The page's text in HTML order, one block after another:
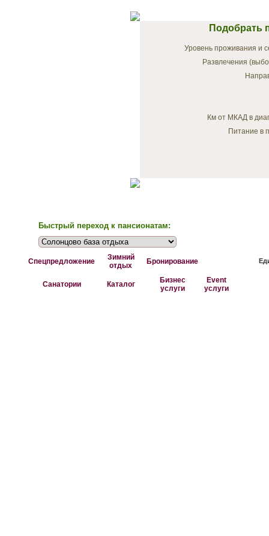
Подобрать
Уровень проживания и
Развлечения
Км от МКАД в
Питание в
Быстрый переход к пансионатам:
Спецпредложение
Зимний
отдых
Бронирование
Санатории Каталог
Бизнес
услуги
Event
услуги